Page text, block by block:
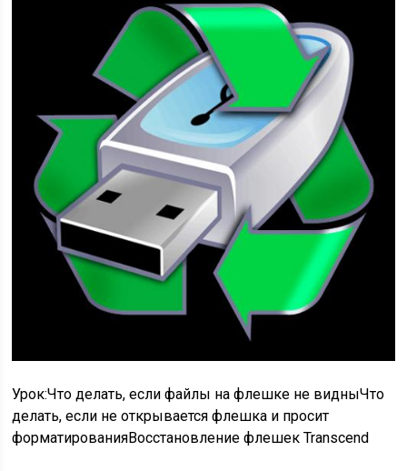
Урок:Что делать, если файлы на флешке не видныЧто
делать, если не открывается флешка и просит
форматированияВосстановление флешек Transcend